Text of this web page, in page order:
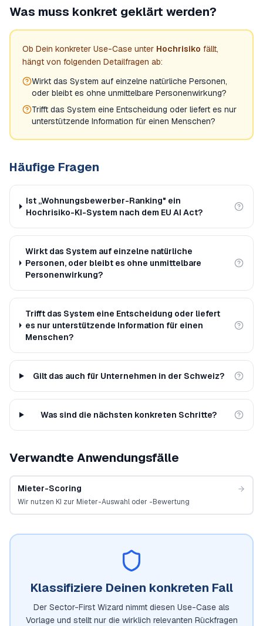
Was muss konkret geklärt werden?
Ob Dein konkreter Use-Case unter Hochrisiko fällt,
hängt von folgenden Detailfragen ab:
Wirkt das System auf einzelne natürliche Personen,
oder bleibt es ohne unmittelbare Personenwirkung?
Trifft das System eine Entscheidung oder liefert es nur
unterstützende Information für einen Menschen?
Häufige Fragen
Ist „Wohnungsbewerber-Ranking" ein
Hochrisiko-KI-System nach dem EU AI Act?
Wirkt das System auf einzelne natürliche
Personen, oder bleibt es ohne unmittelbare
Personenwirkung?
Trifft das System eine Entscheidung oder liefert
es nur unterstützende Information für einen
Menschen?
Gilt das auch für Unternehmen in der Schweiz?
Was sind die nächsten konkreten Schritte?
Verwandte Anwendungsfälle
Mieter-Scoring
Wir nutzen KI zur Mieter-Auswahl oder -Bewertung
Klassifiziere Deinen konkreten Fall
Der Sector-First Wizard nimmt diesen Use-Case als
Vorlage und stellt nur die wirklich relevanten Rückfragen